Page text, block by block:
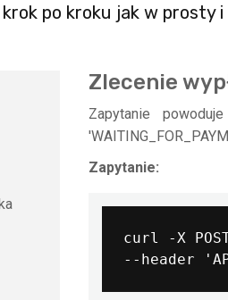
po kroku jak w prosty
Zlecenie
Zapytanie
Zapytanie:
curl -X